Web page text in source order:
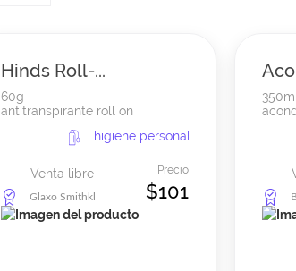
Hinds Roll-...
60g
antitranspirante roll on
higiene personal
Venta libre Precio
$101
Glaxo Smithkline
350ml